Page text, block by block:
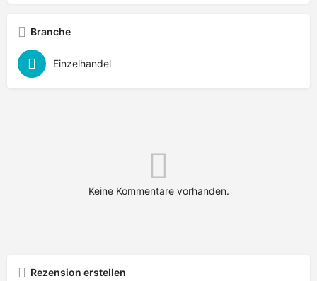
Branche
Einzelhandel
Keine Kommentare vorhanden.
Rezension erstellen